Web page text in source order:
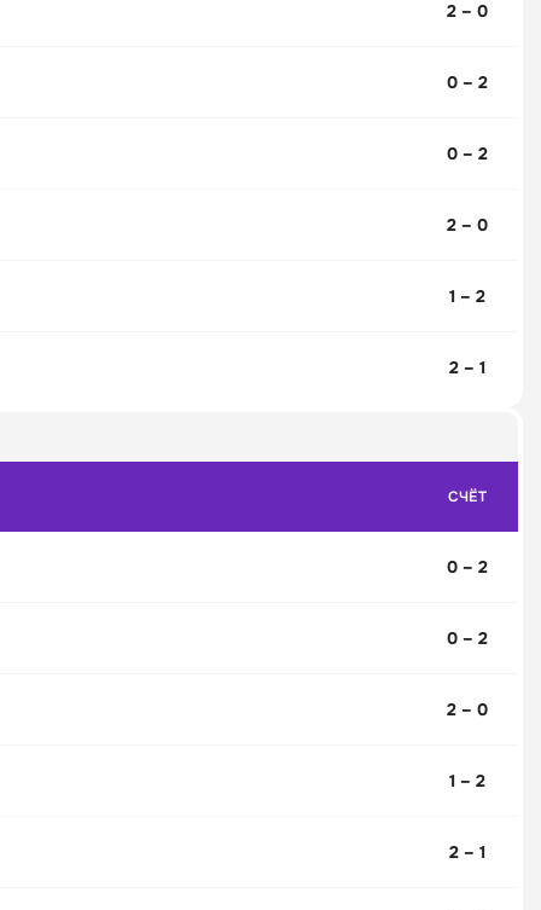
2 – 0
0 – 2
0 – 2
2 – 0
1 – 2
2 – 1
СЧЁТ
0 – 2
0 – 2
2 – 0
1 – 2
2 – 1